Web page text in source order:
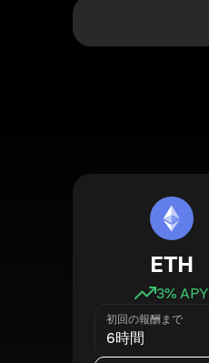
ETH
3% APY
初回の報酬まで
6時間